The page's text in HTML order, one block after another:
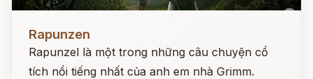
Rapunzen
Rapunzel là một trong những câu chuyện cổ
tích nổi tiếng nhất của anh em nhà Grimm.